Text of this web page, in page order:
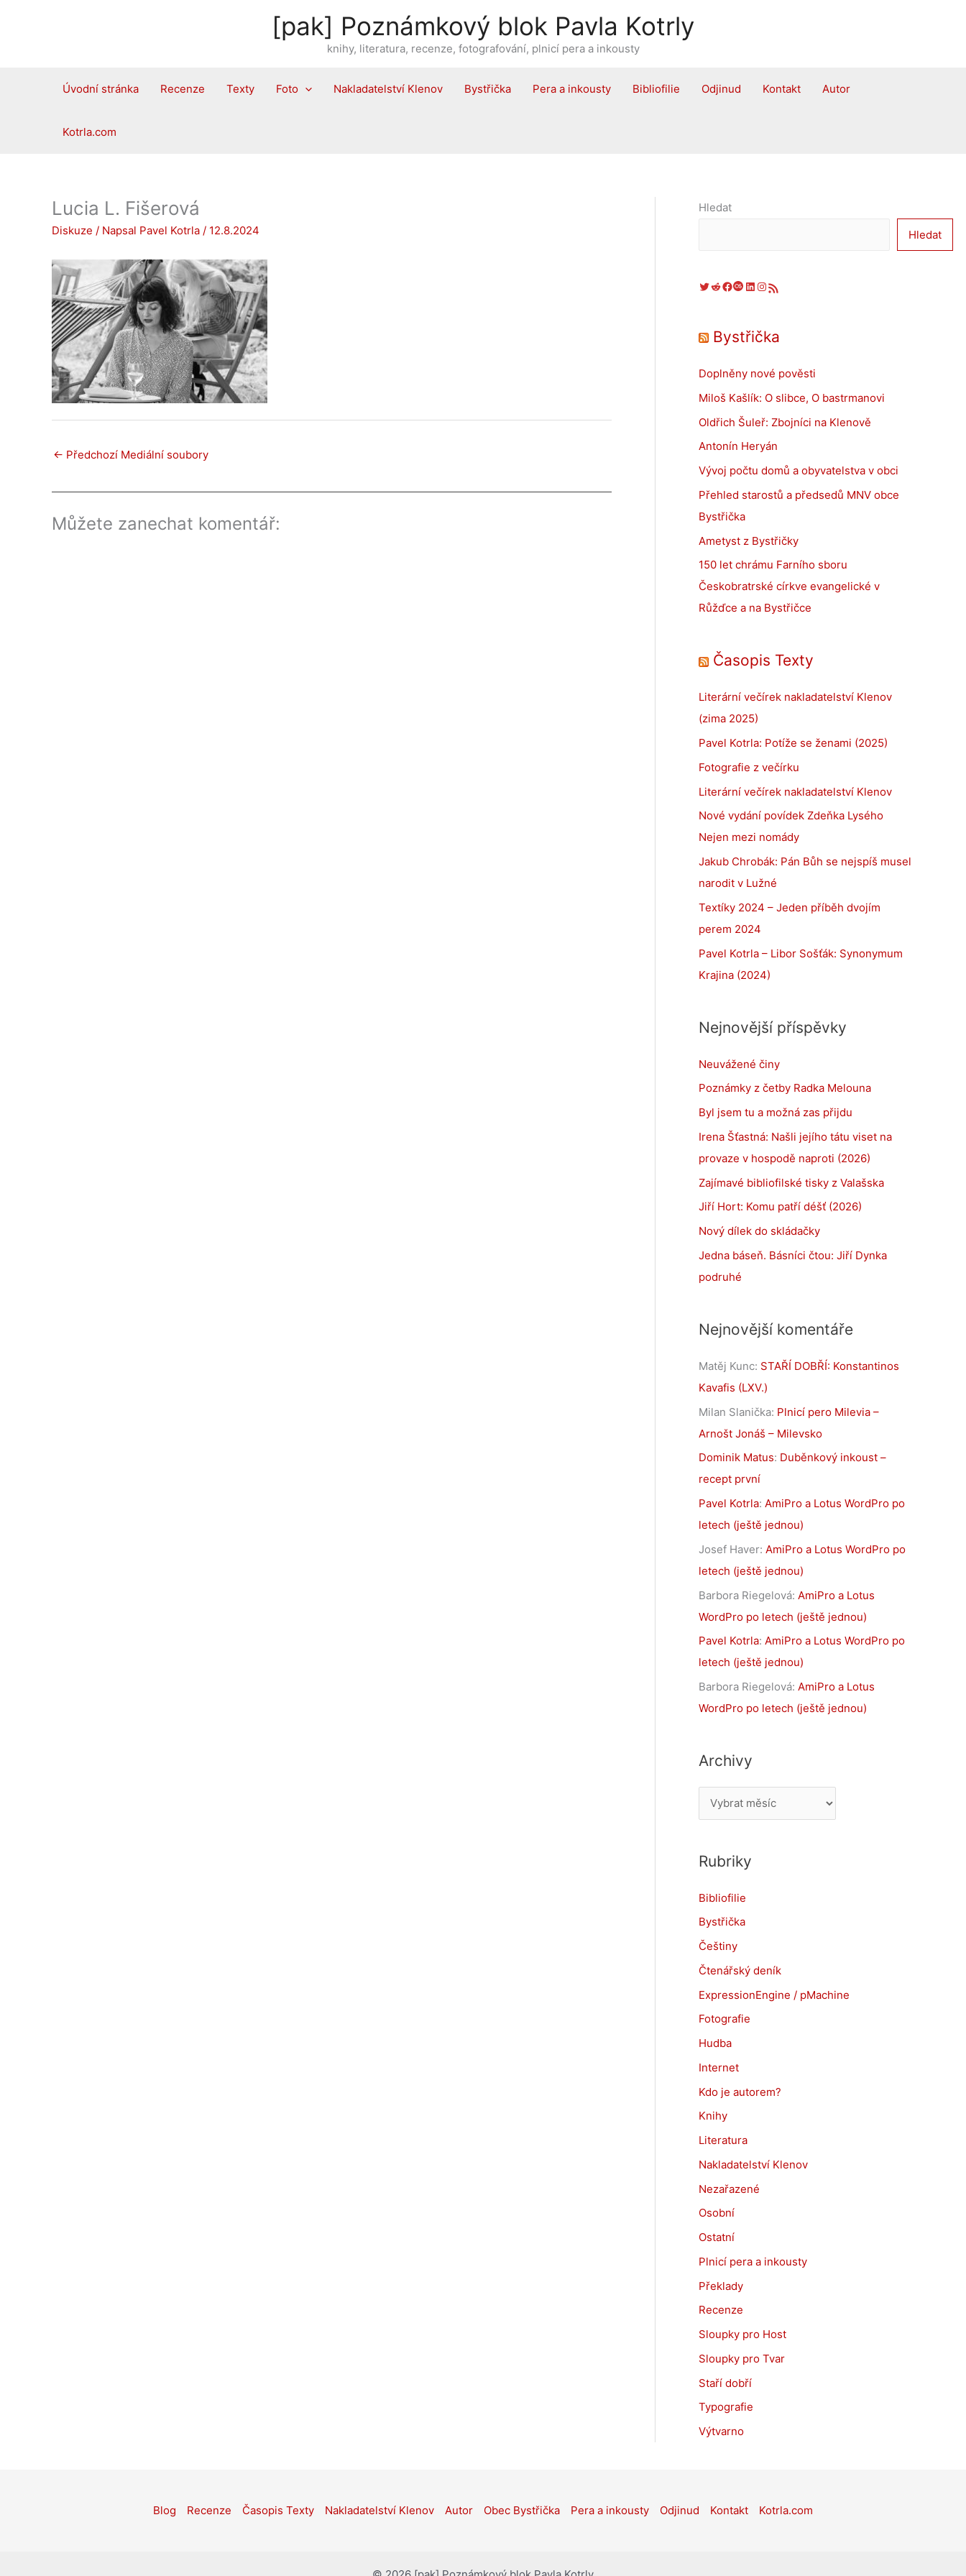
[pak] Poznámkový blok Pavla Kotrly
knihy, literatura, recenze, fotografování, plnicí pera a inkousty
Úvodní stránka Recenze Texty Foto Nakladatelství Klenov Bystřička Pera a inkousty Bibliofilie Odjinud Kontakt Autor
Kotrla.com
Lucia L. Fišerová
Diskuze / Napsal Pavel Kotrla / 12.8.2024
← Předchozí Mediální soubory
Můžete zanechat komentář:
Hledat
Hledat
Twitter Reddit Facebook Last.fm LinkedIn Instagram RSS zdroj
Bystřička
Doplněny nové pověsti
Miloš Kašlík: O slibce, O bastrmanovi
Oldřich Šuleř: Zbojníci na Klenově
Antonín Heryán
Vývoj počtu domů a obyvatelstva v obci
Přehled starostů a předsedů MNV obce
Bystřička
Ametyst z Bystřičky
150 let chrámu Farního sboru
Českobratrské církve evangelické v
Růžďce a na Bystřičce
Časopis Texty
Literární večírek nakladatelství Klenov
(zima 2025)
Pavel Kotrla: Potíže se ženami (2025)
Fotografie z večírku
Literární večírek nakladatelství Klenov
Nové vydání povídek Zdeňka Lysého
Nejen mezi nomády
Jakub Chrobák: Pán Bůh se nejspíš musel
narodit v Lužné
Textíky 2024 – Jeden příběh dvojím
perem 2024
Pavel Kotrla – Libor Sošťák: Synonymum
Krajina (2024)
Nejnovější příspěvky
Neuvážené činy
Poznámky z četby Radka Melouna
Byl jsem tu a možná zas přijdu
Irena Šťastná: Našli jejího tátu viset na
provaze v hospodě naproti (2026)
Zajímavé bibliofilské tisky z Valašska
Jiří Hort: Komu patří déšť (2026)
Nový dílek do skládačky
Jedna báseň. Básníci čtou: Jiří Dynka
podruhé
Nejnovější komentáře
Matěj Kunc: STAŘÍ DOBŘÍ: Konstantinos
Kavafis (LXV.)
Milan Slanička: Plnicí pero Milevia –
Arnošt Jonáš – Milevsko
Dominik Matus: Duběnkový inkoust –
recept první
Pavel Kotrla: AmiPro a Lotus WordPro po
letech (ještě jednou)
Josef Haver: AmiPro a Lotus WordPro po
letech (ještě jednou)
Barbora Riegelová: AmiPro a Lotus
WordPro po letech (ještě jednou)
Pavel Kotrla: AmiPro a Lotus WordPro po
letech (ještě jednou)
Barbora Riegelová: AmiPro a Lotus
WordPro po letech (ještě jednou)
Archivy
r
h
v
y
Rubriky
Bibliofilie
Bystřička
Češtiny
Čtenářský deník
ExpressionEngine / pMachine
Fotografie
Hudba
Internet
Kdo je autorem?
Knihy
Literatura
Nakladatelství Klenov
Nezařazené
Osobní
Ostatní
Plnicí pera a inkousty
Překlady
Recenze
Sloupky pro Host
Sloupky pro Tvar
Staří dobří
Typografie
Výtvarno
Blog Recenze Časopis Texty Nakladatelství Klenov Autor Obec Bystřička Pera a inkousty Odjinud Kontakt Kotrla.com